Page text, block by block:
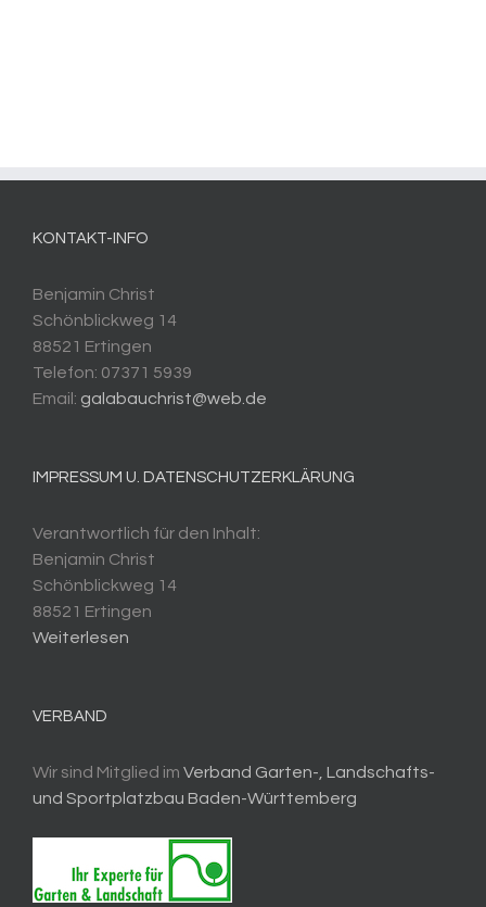
KONTAKT-INFO
Benjamin Christ
Schönblickweg 14
88521 Ertingen
Telefon: 07371 5939
Email: galabauchrist@web.de
IMPRESSUM U. DATENSCHUTZERKLÄRUNG
Verantwortlich für den Inhalt:
Benjamin Christ
Schönblickweg 14
88521 Ertingen
Weiterlesen
VERBAND
Wir sind Mitglied im Verband Garten-, Landschafts-
und Sportplatzbau Baden-Württemberg